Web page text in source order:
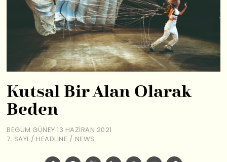
Kutsal Bir Alan Olarak
Beden
BEGÜM GÜNEY 13 HAZIRAN 2021
7. SAYI / HEADLINE / NEWS